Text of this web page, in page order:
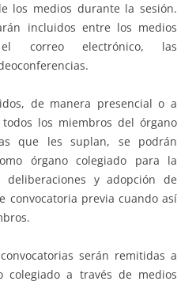
los medios durante la sesión.
incluidos entre los medios
el correo electrónico, las
de manera presencial o a
los miembros del órgano
que les suplan, se podrán
órgano colegiado para la
deliberaciones y adopción de
convocatoria previa cuando así
serán remitidas a
colegiado a través de medios